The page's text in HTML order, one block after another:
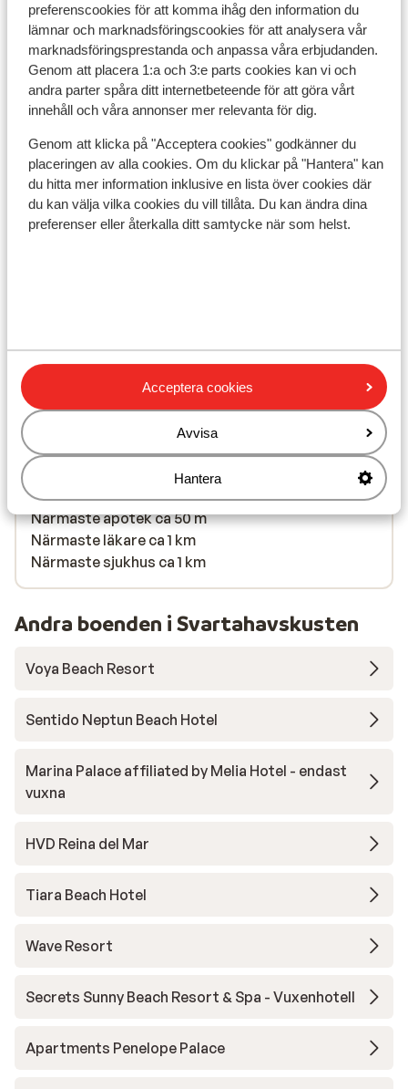
preferenscookies för att komma ihåg den information du
lämnar och marknadsföringscookies för att analysera vår
marknadsföringsprestanda och anpassa våra erbjudanden.
Genom att placera 1:a och 3:e parts cookies kan vi och
andra parter spåra ditt internetbeteende för att göra vårt
innehåll och våra annonser mer relevanta för dig.
Genom att klicka på "Acceptera cookies" godkänner du
placeringen av alla cookies. Om du klickar på "Hantera" kan
du hitta mer information inklusive en lista över cookies där
du kan välja vilka cookies du vill tillåta. Du kan ändra dina
preferenser eller återkalla ditt samtycke när som helst.
Acceptera cookies
Avvisa
Hantera
Visa på karta
I området
Separerad från stranden av boulevarden
Vid stranden (sandstrand, utemöbler
(kostnadsfritt): parasoll, solstolar)
35 km
Avstånd till busshållplats ca 500 m: till Nessebar &
St. Vlas
Avstånd till uttagsautomat ca 200 m
Närmaste butiker ca 50 m
Närmaste kiosk ca 50 m
Närmaste restaurang ca 50 m
Närmaste apotek ca 50 m
Närmaste läkare ca 1 km
Närmaste sjukhus ca 1 km
Andra boenden i Svartahavskusten
Voya Beach Resort
Sentido Neptun Beach Hotel
Marina Palace affiliated by Melia Hotel - endast
vuxna
HVD Reina del Mar
Tiara Beach Hotel
Wave Resort
Secrets Sunny Beach Resort & Spa - Vuxenhotell
Apartments Penelope Palace